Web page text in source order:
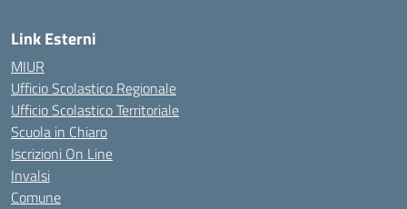
Link Esterni
MIUR
Ufficio Scolastico Regionale
Ufficio Scolastico Territoriale
Scuola in Chiaro
Iscrizioni On Line
Invalsi
Comune